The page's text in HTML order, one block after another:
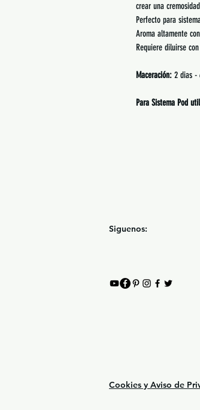
crear una
Perfecto para
Aroma altamente
Requiere diluirse
Maceración: 2 dias -
Para Sistema Pod
Siguenos:
Cookies y Aviso de